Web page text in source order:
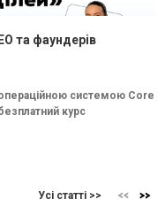
та фаундерів
операційною системою Core
курс
Усі статті >>